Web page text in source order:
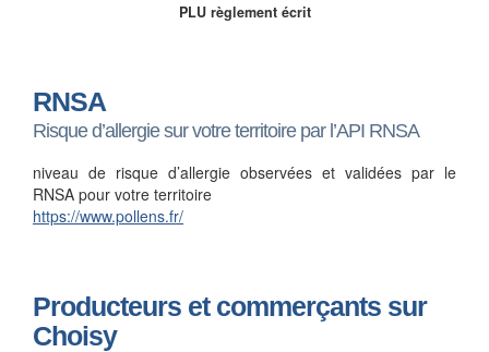
PLU règlement écrit
RNSA
Risque d’allergie sur votre territoire par l’API RNSA
niveau de risque d’allergie observées et validées par le
RNSA pour votre territoire
https://www.pollens.fr/
Producteurs et commerçants sur
Choisy